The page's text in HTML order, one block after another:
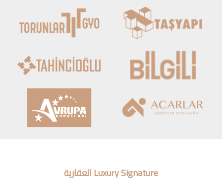
Luxury Signature العقارية